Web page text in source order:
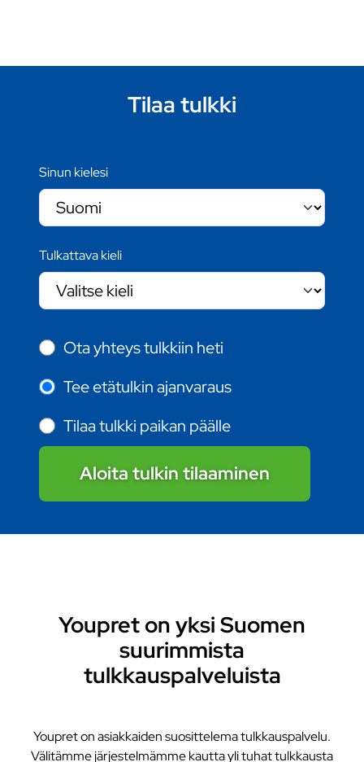
Tilaa tulkki
Sinun kielesi
Tulkattava kieli
Ota yhteys tulkkiin heti
Tee etätulkin ajanvaraus
Tilaa tulkki paikan päälle
Aloita tulkin tilaaminen
Youpret on yksi Suomen
suurimmista
tulkkauspalveluista
Youpret on asiakkaiden suosittelema tulkkauspalvelu.
Välitämme järjestelmämme kautta yli tuhat tulkkausta